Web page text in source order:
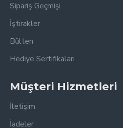
Sipariş Geçmişi
İştirakler
Bülten
Hediye Sertifikaları
Müşteri Hizmetleri
İletişim
İadeler